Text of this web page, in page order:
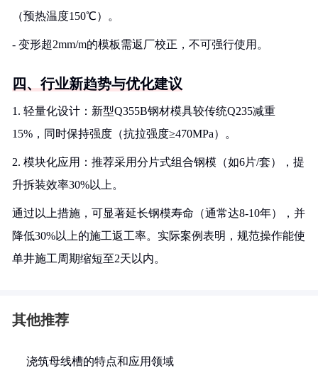
（预热温度150℃）。
- 变形超2mm/m的模板需返厂校正，不可强行使用。
四、行业新趋势与优化建议
1. 轻量化设计：新型Q355B钢材模具较传统Q235减重
15%，同时保持强度（抗拉强度≥470MPa）。
2. 模块化应用：推荐采用分片式组合钢模（如6片/套），提
升拆装效率30%以上。
通过以上措施，可显著延长钢模寿命（通常达8-10年），并
降低30%以上的施工返工率。实际案例表明，规范操作能使
单井施工周期缩短至2天以内。
其他推荐
浇筑母线槽的特点和应用领域